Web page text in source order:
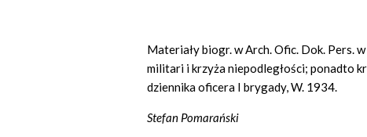
Materiały biogr. w Arch. Ofic. Dok. Pers.
militari i krzyża niepodległości; ponadto
dziennika oficera I brygady, W. 1934.
Stefan Pomarański